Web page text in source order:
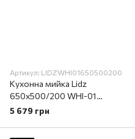
Артикул: LIDZWHI01650500200
Кухонна мийка Lidz
650x500/200 WHI-01
(LIDZWHI01650500200)
5 679 грн